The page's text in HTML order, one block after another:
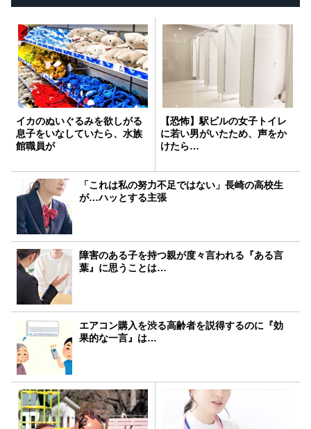
イカのぬいぐるみを欲しがる
息子をいなしていたら、水族
館職員が
【恐怖】駅ビルの女子トイレ
に若い男がいたため、声をか
けたら…
「これは私の努力不足ではない」長崎の高校生
が…ハッとする主張
障害のある子を持つ親が度々言われる『ある言
葉』に思うことは…
エアコン購入を渋る高齢者を説得するのに『効
果的な一言』は…